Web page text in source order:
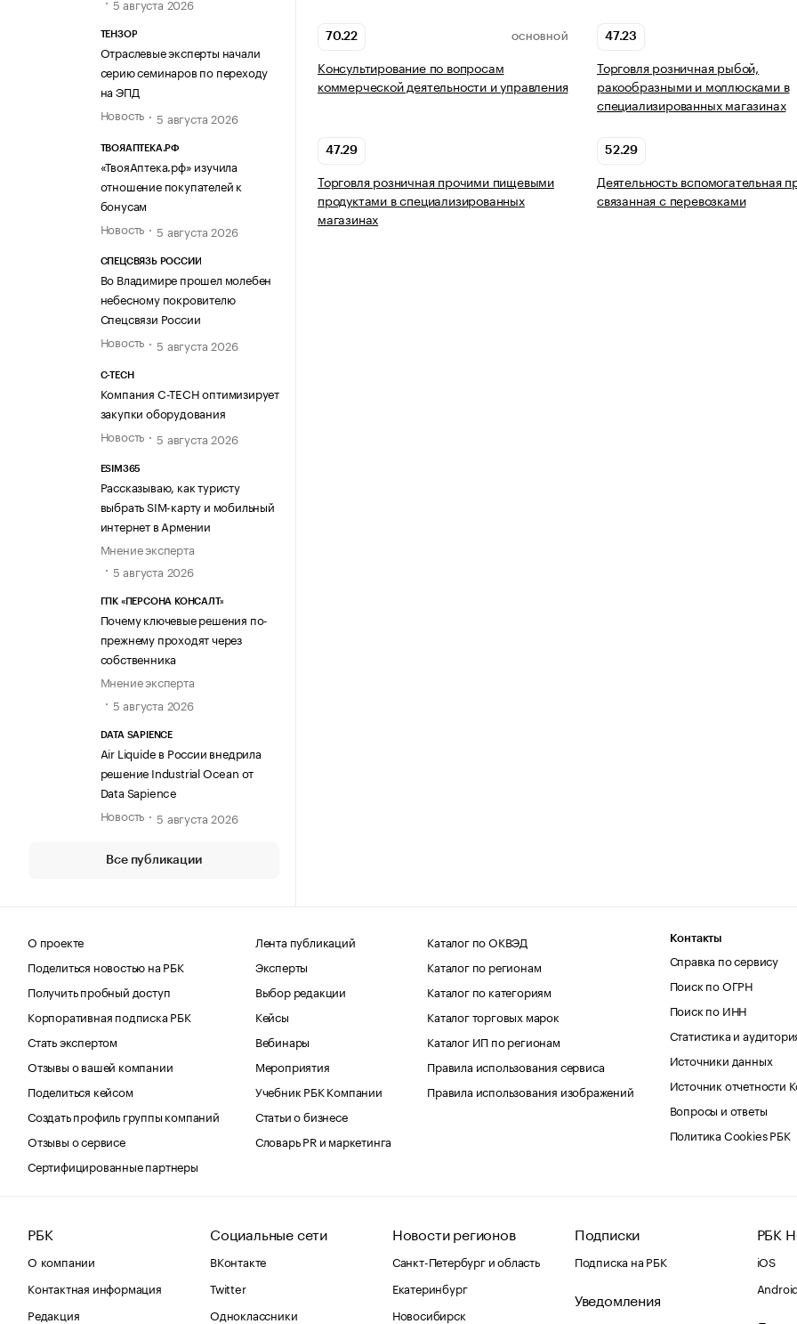
5 августа 2026
ТЕНЗОР
Отраслевые эксперты начали
серию семинаров по переходу
на ЭПД
Новость
5 августа 2026
ТВОЯАПТЕКА.РФ
«ТвояАптека.рф» изучила
отношение покупателей к
бонусам
Новость
5 августа 2026
СПЕЦСВЯЗЬ РОССИИ
Во Владимире прошел молебен
небесному покровителю
Спецсвязи России
Новость
5 августа 2026
C-TECH
Компания C-TECH оптимизирует
закупки оборудования
Новость
5 августа 2026
ESIM365
Рассказываю, как туристу
выбрать SIM-карту и мобильный
интернет в Армении
Мнение эксперта
5 августа 2026
ГПК «ПЕРСОНА КОНСАЛТ»
Почему ключевые решения по-
прежнему проходят через
собственника
Мнение эксперта
5 августа 2026
DATA SAPIENCE
Air Liquide в России внедрила
решение Industrial Ocean от
Data Sapience
Новость
5 августа 2026
Все публикации
70.22 ОСНОВНОЙ
Консультирование по вопросам
коммерческой деятельности и управления
47.23
Торговля розничная рыбой,
ракообразными и моллюсками в
специализированных магазинах
47.29
Торговля розничная прочими пищевыми
продуктами в специализированных
магазинах
52.29
Деятельность вспомогательная
связанная с перевозками
О проекте
Поделиться новостью на РБК
Получить пробный доступ
Корпоративная подписка РБК
Стать экспертом
Отзывы о вашей компании
Поделиться кейсом
Создать профиль группы компаний
Отзывы о сервисе
Сертифицированные партнеры
Лента публикаций
Эксперты
Выбор редакции
Кейсы
Вебинары
Мероприятия
Учебник РБК Компании
Статьи о бизнесе
Словарь PR и маркетинга
Каталог по ОКВЭД
Каталог по регионам
Каталог по категориям
Каталог торговых марок
Каталог ИП по регионам
Правила использования сервиса
Правила использования изображений
Контакты
Справка по сервису
Поиск по ОГРН
Поиск по ИНН
Статистика и
Источники данных
Источник отчетности
Вопросы и ответы
Политика Cookies РБК
РБК
О компании
Контактная информация
Редакция
Социальные сети
ВКонтакте
Twitter
Одноклассники
Новости регионов
Санкт-Петербург и область
Екатеринбург
Новосибирск
Подписки
Подписка на РБК
Уведомления
РБК
iOS